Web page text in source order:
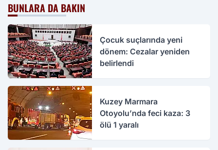
BUNLARA DA BAKIN
Çocuk suçlarında yeni
dönem: Cezalar yeniden
belirlendi
Kuzey Marmara
Otoyolu’nda feci kaza: 3
ölü 1 yaralı